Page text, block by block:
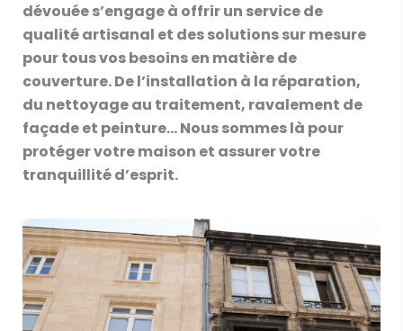
dévouée s’engage à offrir un service de
qualité artisanal et des solutions sur mesure
pour tous vos besoins en matière de
couverture. De l’installation à la réparation,
du nettoyage au traitement, ravalement de
façade et peinture… Nous sommes là pour
protéger votre maison et assurer votre
tranquillité d’esprit.